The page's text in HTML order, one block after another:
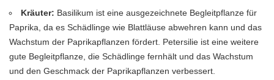
Kräuter: Basilikum ist eine ausgezeichnete Begleitpflanze für
Paprika, da es Schädlinge wie Blattläuse abwehren kann und das
Wachstum der Paprikapflanzen fördert. Petersilie ist eine weitere
gute Begleitpflanze, die Schädlinge fernhält und das Wachstum
und den Geschmack der Paprikapflanzen verbessert.